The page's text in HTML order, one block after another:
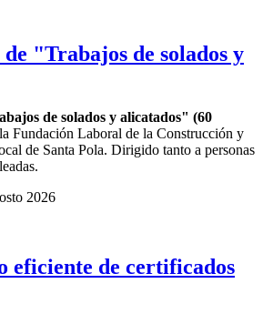
"Trabajos de solados y
de solados y alicatados" (60
Fundación Laboral de la Construcción y
de Santa Pola. Dirigido tanto a personas
2026
eficiente de certificados